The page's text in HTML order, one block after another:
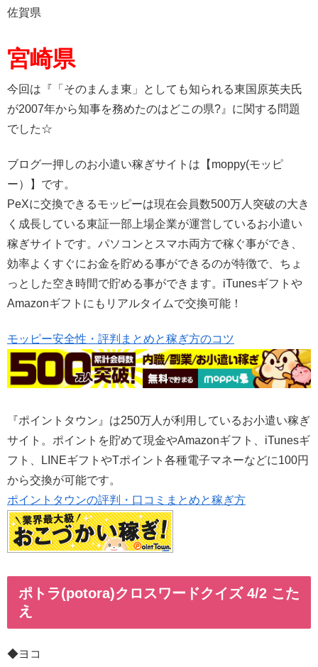
佐賀県
宮崎県
今回は『「そのまんま東」としても知られる東国原英夫氏
が2007年から知事を務めたのはどこの県?』に関する問題
でした☆
ブログ一押しのお小遣い稼ぎサイトは【moppy(モッピ
ー）】です。
PeXに交換できるモッピーは現在会員数500万人突破の大き
く成長している東証一部上場企業が運営しているお小遣い
稼ぎサイトです。パソコンとスマホ両方で稼ぐ事ができ、
効率よくすぐにお金を貯める事ができるのが特徴で、ちょ
っとした空き時間で貯める事ができます。iTunesギフトや
Amazonギフトにもリアルタイムで交換可能！
モッピー安全性・評判まとめと稼ぎ方のコツ
『ポイントタウン』は250万人が利用しているお小遣い稼ぎ
サイト。ポイントを貯めて現金やAmazonギフト、iTunesギ
フト、LINEギフトやTポイント各種電子マネーなどに100円
から交換が可能です。
ポイントタウンの評判・口コミまとめと稼ぎ方
ポトラ(potora)クロスワードクイズ 4/2 こた
え
◆ヨコ